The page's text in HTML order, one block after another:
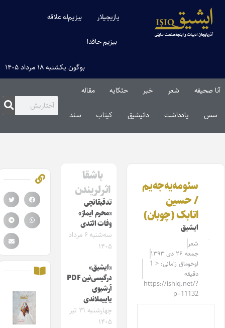
یازیچیلار بیزیم‌له علاقه
بیزیم حاقدا
بوگون یکشنبه ۱۸ مرداد ۱۴۰۵
آنا صحیفه شعر خبر حئکایه مقاله‌
سس یادداشت دانیشیق کیتاب سند
سئومه‌یه‌جه‌یم
/ حسین
اتابک (چوبان)
ایشیق
شعر
جمعه ۲۶ دی ۱۳۹۳
اوخوماق زامانی: < 1
دقیقه
https://ishiq.net/?
p=11132
باشقا
اثرلریندن
تدقیقاتچی
«محرم ایماز»
وفات ائتدی
سه‌شنبه ۶ مرداد
۱۴۰۵
«ایشیق»
درگیسی‌نین PDF
آرشیوی
یاییملاندی
چهارشنبه ۳۱ تیر
۱۴۰۵